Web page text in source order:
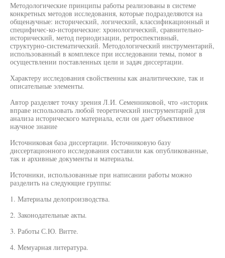
Методологические принципы работы реализованы в системе
конкретных методов исследования, которые подразделяются на
общенаучные: исторический, логический, классификационный и
специфичес-ко-исторические: хронологический, сравнительно-
исторический, метод периодизации, ретроспективный,
структурно-систематический. Методологический инструментарий,
использованный в комплексе при исследовании темы, помог в
осуществлении поставленных цели и задач диссертации.
Характеру исследования свойственны как аналитические, так и
описательные элементы.
Автор разделяет точку зрения Л.И. Семенниковой, что «историк
вправе использовать любой теоретический инструментарий для
анализа исторического материала, если он дает объективное
научное знание
Источниковая база диссертации. Источниковую базу
диссертационного исследования составили как опубликованные,
так и архивные документы и материалы.
Источники, использованные при написании работы можно
разделить на следующие группы:
1. Материалы делопроизводства.
2. Законодательные акты.
3. Работы С.Ю. Витте.
4. Мемуарная литература.